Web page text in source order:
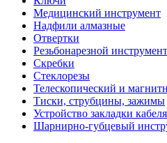
Медицинский инструмент
Надфили алмазные
Отвертки
Резьбонарезной инструмент
Скребки
Стеклорезы
Телескопический и
Тиски, струбцины, зажимы
Устройство закладки
Шарнирно-губцевый